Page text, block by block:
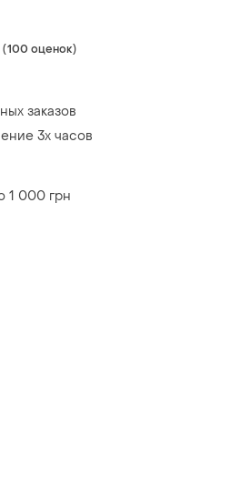
(100 оценок)
заказов
3х часов
1 000 грн